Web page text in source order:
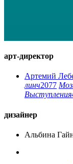
арт-директор
Артемий
линч2077
Выступления
дизайнер
Альбина